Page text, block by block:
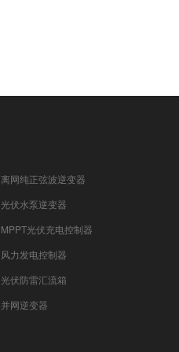
离网纯正弦波逆变器
光伏水泵逆变器
MPPT光伏充电控制器
风力发电控制器
光伏防雷汇流箱
并网逆变器